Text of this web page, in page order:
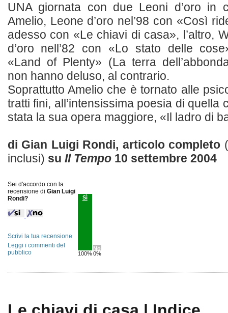
UNA giornata con due Leoni d’oro in
Amelio, Leone d’oro nel’98 con «Così
adesso con «Le chiavi di casa», l’altro,
d’oro nell’82 con «Lo stato delle
«Land of Plenty» (La terra
non hanno deluso, al contrario.
Soprattutto Amelio che è tornato alle
tratti fini, all’intensissima poesia di quella
stata la sua opera maggiore, «Il ladro di
di Gian Luigi Rondi, articolo completo
inclusi) su Il Tempo10 settembre 2004
Sei d'accordo con la
recensione di Gian Luigi
Rondi?
Sì
100%
No
0%
Scrivi la tua recensione
Leggi i commenti del
pubblico